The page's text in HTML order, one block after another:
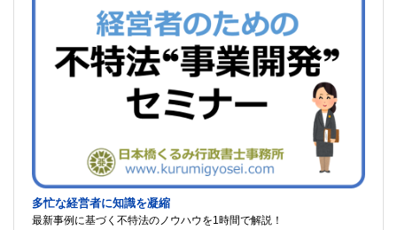
多忙な経営者に知識を凝縮
最新事例に基づく不特法のノウハウを1時間で解説！